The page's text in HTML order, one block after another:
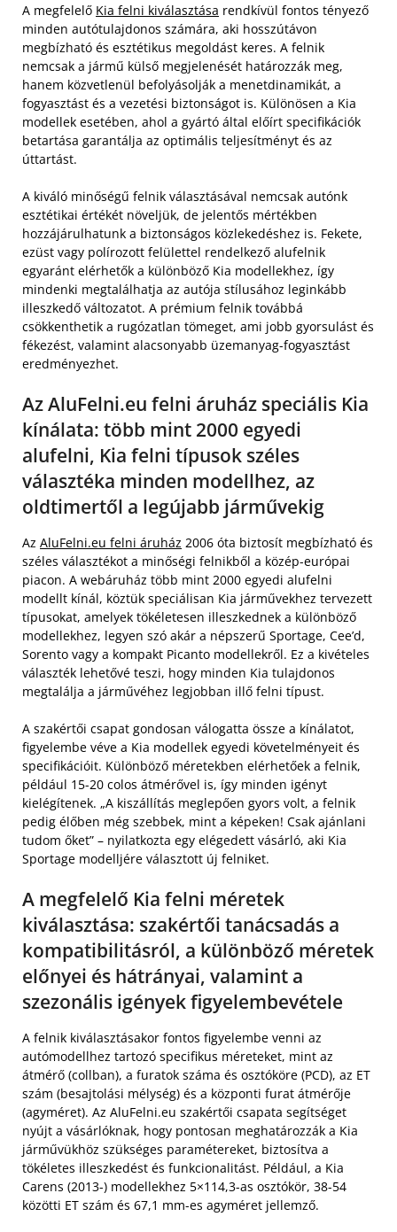
A megfelelő Kia felni kiválasztása rendkívül fontos tényező
minden autótulajdonos számára, aki hosszútávon
megbízható és esztétikus megoldást keres. A felnik
nemcsak a jármű külső megjelenését határozzák meg,
hanem közvetlenül befolyásolják a menetdinamikát, a
fogyasztást és a vezetési biztonságot is. Különösen a Kia
modellek esetében, ahol a gyártó által előírt specifikációk
betartása garantálja az optimális teljesítményt és az
úttartást.
A kiváló minőségű felnik választásával nemcsak autónk
esztétikai értékét növeljük, de jelentős mértékben
hozzájárulhatunk a biztonságos közlekedéshez is. Fekete,
ezüst vagy polírozott felülettel rendelkező alufelnik
egyaránt elérhetők a különböző Kia modellekhez, így
mindenki megtalálhatja az autója stílusához leginkább
illeszkedő változatot. A prémium felnik továbbá
csökkenthetik a rugózatlan tömeget, ami jobb gyorsulást és
fékezést, valamint alacsonyabb üzemanyag-fogyasztást
eredményezhet.
Az AluFelni.eu felni áruház speciális Kia
kínálata: több mint 2000 egyedi
alufelni, Kia felni típusok széles
választéka minden modellhez, az
oldtimertől a legújabb járművekig
Az AluFelni.eu felni áruház 2006 óta biztosít megbízható és
széles választékot a minőségi felnikből a közép-európai
piacon. A webáruház több mint 2000 egyedi alufelni
modellt kínál, köztük speciálisan Kia járművekhez tervezett
típusokat, amelyek tökéletesen illeszkednek a különböző
modellekhez, legyen szó akár a népszerű Sportage, Cee’d,
Sorento vagy a kompakt Picanto modellekről. Ez a kivételes
választék lehetővé teszi, hogy minden Kia tulajdonos
megtalálja a járművéhez legjobban illő felni típust.
A szakértői csapat gondosan válogatta össze a kínálatot,
figyelembe véve a Kia modellek egyedi követelményeit és
specifikációit. Különböző méretekben elérhetőek a felnik,
például 15-20 colos átmérővel is, így minden igényt
kielégítenek. „A kiszállítás meglepően gyors volt, a felnik
pedig élőben még szebbek, mint a képeken! Csak ajánlani
tudom őket” – nyilatkozta egy elégedett vásárló, aki Kia
Sportage modelljére választott új felniket.
A megfelelő Kia felni méretek
kiválasztása: szakértői tanácsadás a
kompatibilitásról, a különböző méretek
előnyei és hátrányai, valamint a
szezonális igények figyelembevétele
A felnik kiválasztásakor fontos figyelembe venni az
autómodellhez tartozó specifikus méreteket, mint az
átmérő (collban), a furatok száma és osztóköre (PCD), az ET
szám (besajtolási mélység) és a központi furat átmérője
(agyméret). Az AluFelni.eu szakértői csapata segítséget
nyújt a vásárlóknak, hogy pontosan meghatározzák a Kia
járművükhöz szükséges paramétereket, biztosítva a
tökéletes illeszkedést és funkcionalitást. Például, a Kia
Carens (2013-) modellekhez 5×114,3-as osztókör, 38-54
közötti ET szám és 67,1 mm-es agyméret jellemző.